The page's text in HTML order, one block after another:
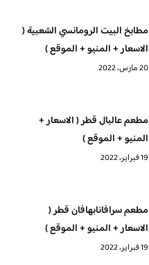
مطابخ البيت الرومانسي الشعبية (
الاسعار + المنيو + الموقع )
20 مارس، 2022
مطعم عالبال قطر ( الاسعار +
المنيو + الموقع )
19 فبراير، 2022
مطعم سرافانابهافان قطر (
الاسعار + المنيو + الموقع )
19 فبراير، 2022